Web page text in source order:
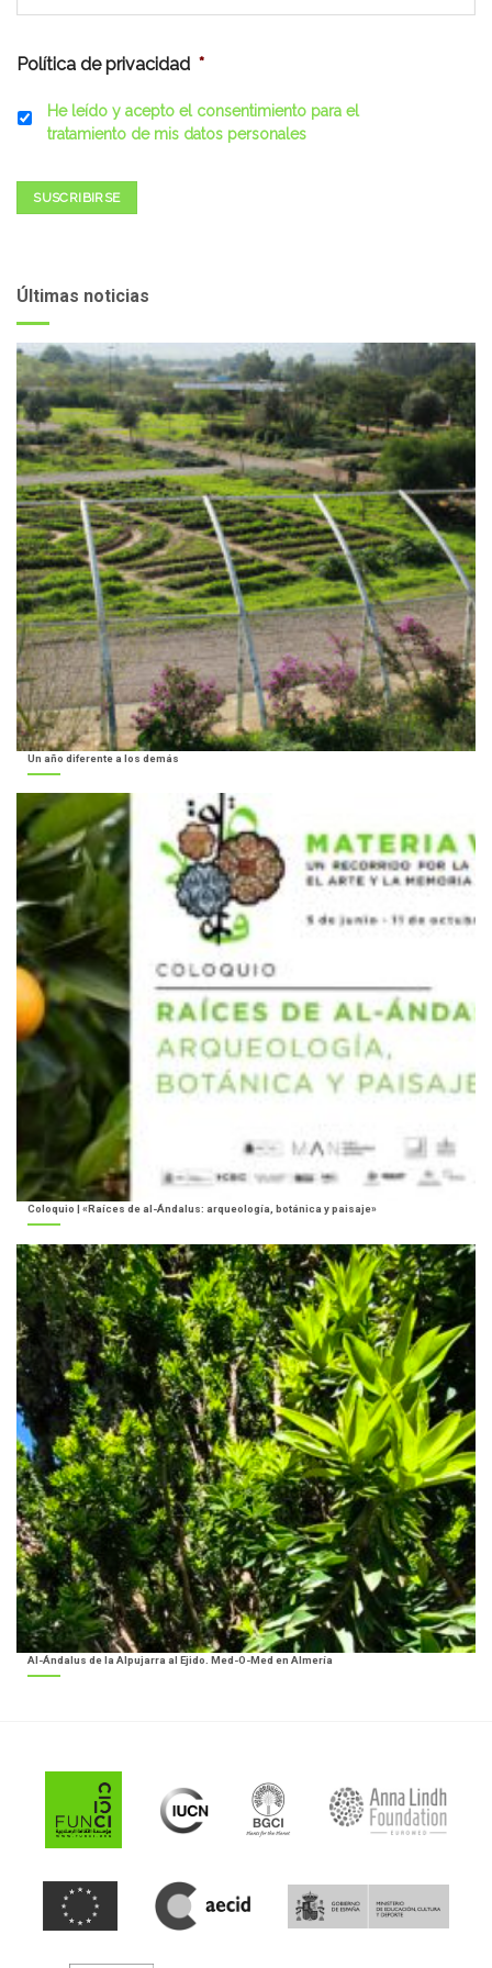
Política de privacidad *
He leído y acepto el consentimiento para el
tratamiento de mis datos personales
SUSCRIBIRSE
Últimas noticias
Un año diferente a los demás
Coloquio | «Raíces de al-Ándalus: arqueología, botánica y paisaje»
Al-Ándalus de la Alpujarra al Ejido. Med-O-Med en Almería